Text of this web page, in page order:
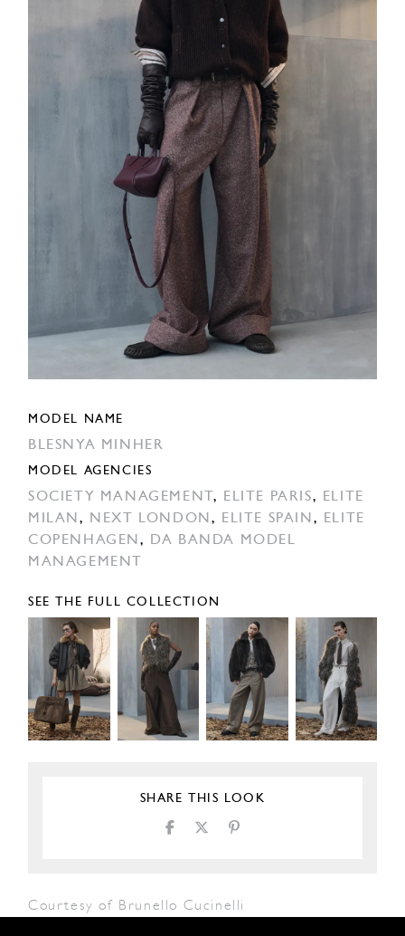
MODEL NAME
BLESNYA MINHER
MODEL AGENCIES
SOCIETY MANAGEMENT , ELITE PARIS,
ELITE
MILAN , NEXT LONDON , ELITE SPAIN ,
ELITE
COPENHAGEN ,
DA BANDA MODEL
MANAGEMENT
SEE THE FULL COLLECTION
SHARE THIS LOOK
Courtesy of Brunello Cucinelli